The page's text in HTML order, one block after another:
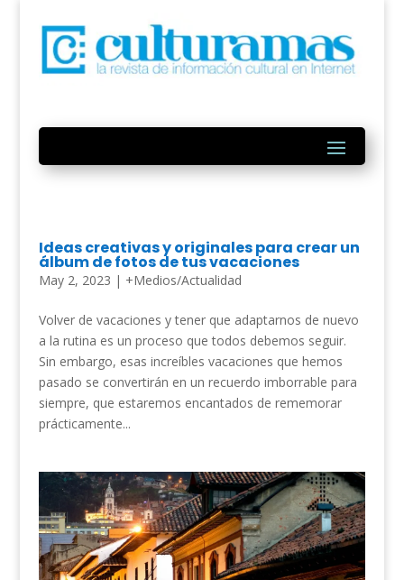
Ideas creativas y originales para crear un
álbum de fotos de tus vacaciones
May 2, 2023 | +Medios/Actualidad
Volver de vacaciones y tener que adaptarnos de nuevo
a la rutina es un proceso que todos debemos seguir.
Sin embargo, esas increíbles vacaciones que hemos
pasado se convertirán en un recuerdo imborrable para
siempre, que estaremos encantados de rememorar
prácticamente...